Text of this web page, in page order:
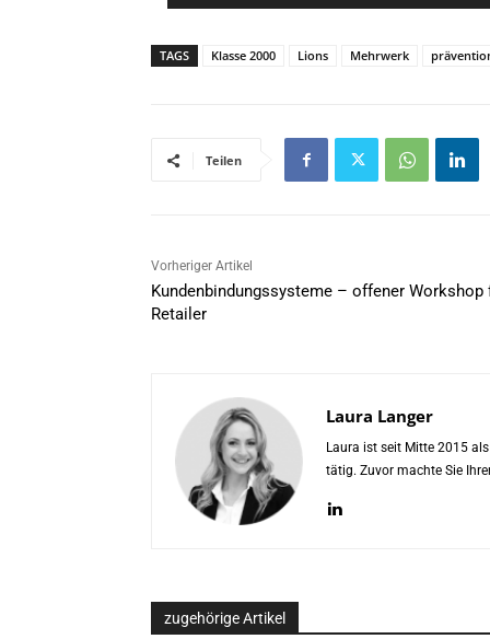
TAGS Klasse 2000 Lions Mehrwerk
Teilen
Vorheriger Artikel
Kundenbindungssysteme – offener Workshop
Retailer
Laura Langer
Laura ist seit Mitte 2015
tätig. Zuvor machte Sie
zugehörige Artikel